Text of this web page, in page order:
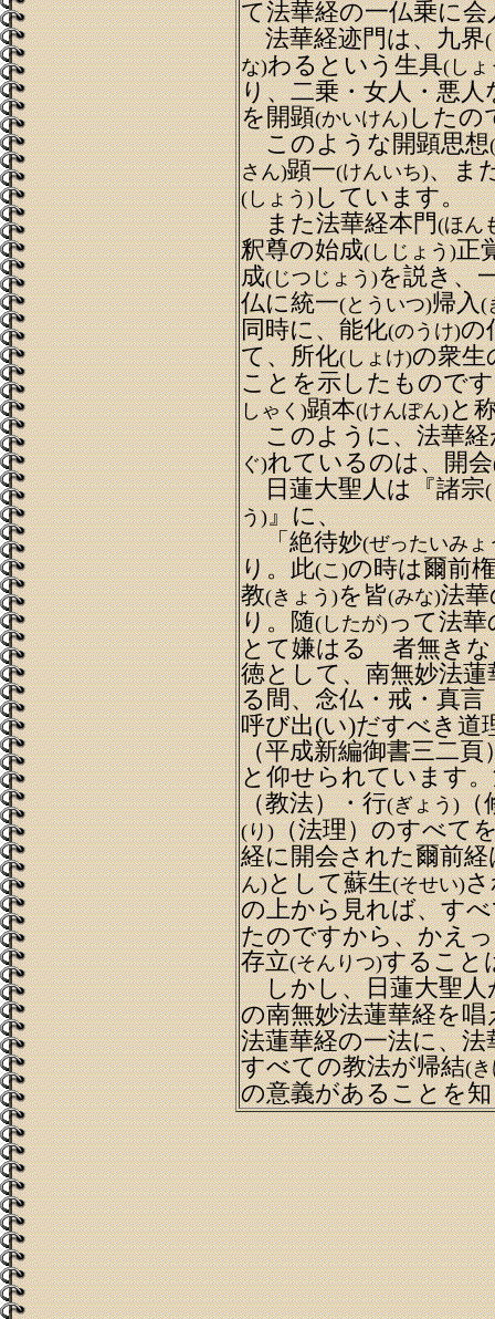
て法華経の一仏乗に会
法華経迹門は、九界(
な)わるという生具(しょ
り、二乗・女人・悪
を開顕(かいけん)したの
このような開顕思想
さん)顕一(けんいち)、ま
(しょう)しています。
また法華経本門(ほん
釈尊の始成(しじょう)正
成(じつじょう)を説き、
仏に統一(とういつ)帰入(
同時に、能化(のうけ)の
て、所化(しょけ)の衆生
ことを示したもので
しゃく)顕本(けんぽん)と
このように、法華経
ぐ)れているのは、開会
日蓮大聖人は『諸宗(
う)』に、
「絶待妙(ぜったいみょ
り。此(こ)の時は爾前
教(きょう)を皆(みな)法
り。随(したが)って法華
とて嫌はるゝ者無き
徳として、南無妙法
る間、念仏・戒・真言
呼び出(い)だすべき道
（平成新編御書三二頁
と仰せられています
（教法）・行(ぎょう)（
(り)（法理）のすべて
経に開会された爾前
ん)として蘇生(そせい)さ
の上から見れば、す
たのですから、かえ
存立(そんりつ)すること
しかし、日蓮大聖人
の南無妙法蓮華経を唱
法蓮華経の一法に、
すべての教法が帰結(
の意義があることを